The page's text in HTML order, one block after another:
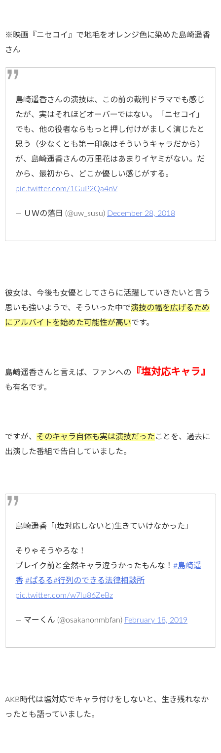
※映画『ニセコイ』で地毛をオレンジ色に染めた島崎遥香
さん
島崎遥香さんの演技は、この前の裁判ドラマでも感じ
たが、実はそれほどオーバーではない。「ニセコイ」
でも、他の役者ならもっと押し付けがましく演じたと
思う（少なくとも第一印象はそういうキャラだから）
が、島崎遥香さんの万里花はあまりイヤミがない。だ
から、最初から、どこか優しい感じがする。
pic.twitter.com/1GuP2Qa4nV
— ＵＷの落日 (@uw_susu) December 28, 2018
彼女は、今後も女優としてさらに活躍していきたいと言う
思いも強いようで、そういった中で演技の幅を広げるため
にアルバイトを始めた可能性が高いです。
島崎遥香さんと言えば、ファンへの 『塩対応キャラ』
も有名です。
ですが、 そのキャラ自体も実は演技だった ことを、過去に
出演した番組で告白していました。
島崎遥香「(塩対応しないと)生きていけなかった」
そりゃそうやろな！
ブレイク前と全然キャラ違うかったもんな！ #島崎遥
香 #ぱるる#行列のできる法律相談所
pic.twitter.com/w7lu86ZeBz
— マーくん (@osakanonmbfan) February 18, 2019
AKB時代は塩対応でキャラ付けをしないと、生き残れなか
ったとも語っていました。